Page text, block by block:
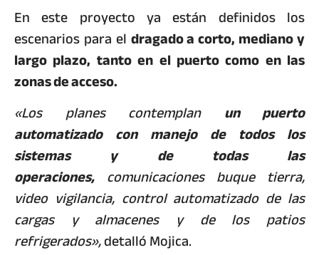
En este proyecto ya están definidos los
escenarios para eldragado a corto, mediano y
largo plazo, tanto en el puerto como en las
zonas de acceso.
«Los planes contemplan un puerto
automatizado con manejo de todos los
sistemas y de todas las
operaciones, comunicaciones buque tierra,
video vigilancia, control automatizado de las
cargas y almacenes y de los patios
refrigerados»,detalló Mojica.